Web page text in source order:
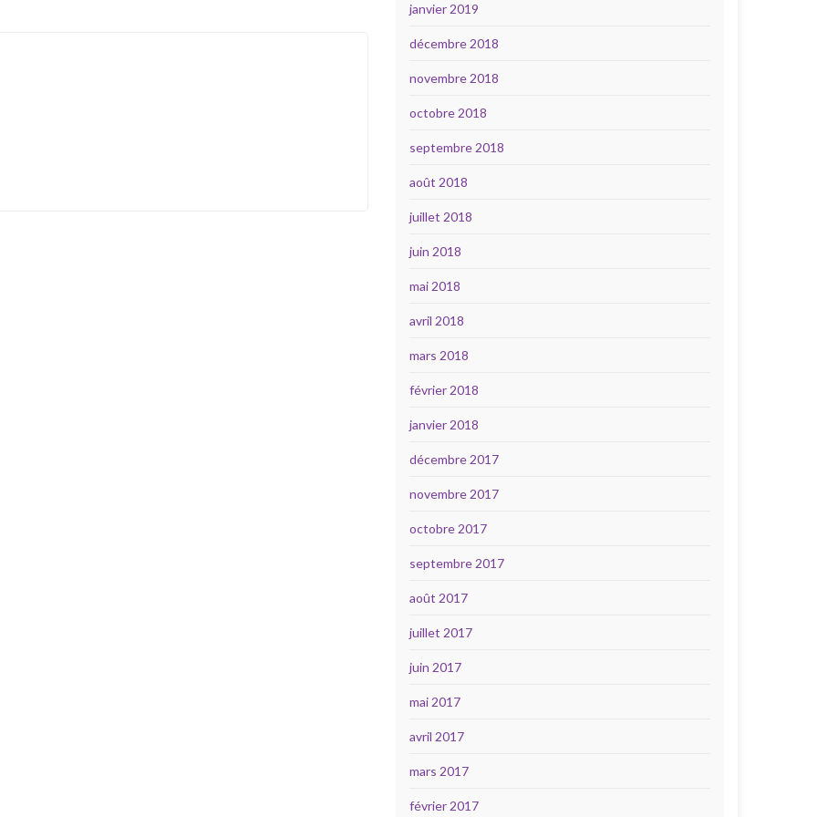
janvier 2019
décembre 2018
novembre 2018
octobre 2018
septembre 2018
août 2018
juillet 2018
juin 2018
mai 2018
avril 2018
mars 2018
février 2018
janvier 2018
décembre 2017
novembre 2017
octobre 2017
septembre 2017
août 2017
juillet 2017
juin 2017
mai 2017
avril 2017
mars 2017
février 2017